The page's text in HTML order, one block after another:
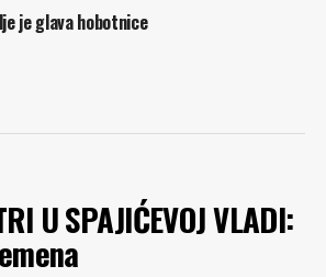
je glava hobotnice
U SPAJIĆEVOJ VLADI: